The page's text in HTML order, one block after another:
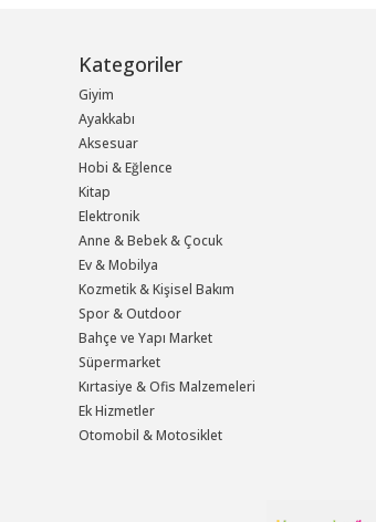
Kategoriler
Giyim
Ayakkabı
Aksesuar
Hobi & Eğlence
Kitap
Elektronik
Anne & Bebek & Çocuk
Ev & Mobilya
Kozmetik & Kişisel Bakım
Spor & Outdoor
Bahçe ve Yapı Market
Süpermarket
Kırtasiye & Ofis Malzemeleri
Ek Hizmetler
Otomobil & Motosiklet